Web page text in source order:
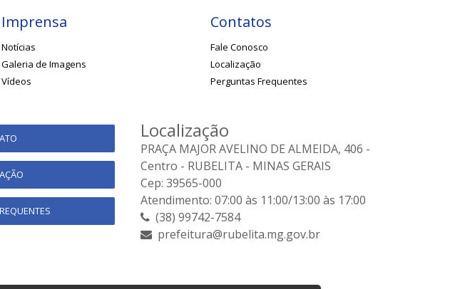
Imprensa
Notícias
Galeria de Imagens
Vídeos
Contatos
Fale Conosco
Localização
Perguntas Frequentes
Localização
PRAÇA MAJOR AVELINO DE ALMEIDA, 406 -
Centro - RUBELITA - MINAS GERAIS
Cep: 39565-000
Atendimento: 07:00 às 11:00/13:00 às 17:00
(38) 99742-7584
prefeitura@rubelita.mg.gov.br